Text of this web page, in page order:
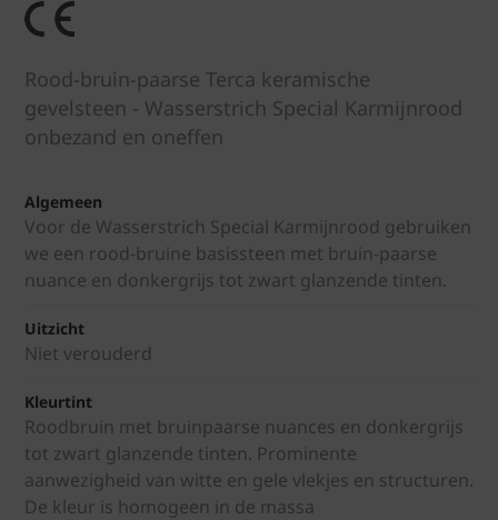
Rood-bruin-paarse Terca keramische
gevelsteen - Wasserstrich Special Karmijnrood
onbezand en oneffen
Algemeen
Voor de Wasserstrich Special Karmijnrood gebruiken
we een rood-bruine basissteen met bruin-paarse
nuance en donkergrijs tot zwart glanzende tinten.
Uitzicht
Niet verouderd
Kleurtint
Roodbruin met bruinpaarse nuances en donkergrijs
tot zwart glanzende tinten. Prominente
aanwezigheid van witte en gele vlekjes en structuren.
De kleur is homogeen in de massa